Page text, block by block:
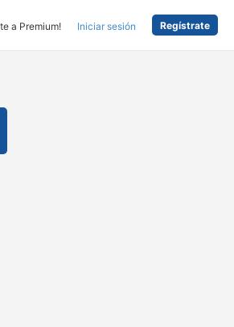
a Premium! Iniciar sesión Regístrate